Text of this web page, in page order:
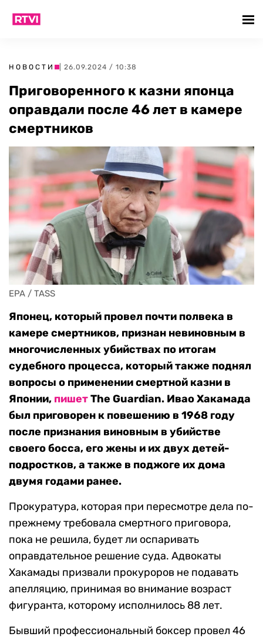
НОВОСТИ | 26.09.2024 / 10:38
Приговоренного к казни японца
оправдали после 46 лет в камере
смертников
EPA / TASS
Японец, который провел почти полвека в
камере смертников, признан невиновным в
многочисленных убийствах по итогам
судебного процесса, который также поднял
вопросы о применении смертной казни в
Японии, пишетThe Guardian. Ивао Хакамада
был приговорен к повешению в 1968 году
после признания виновным в убийстве
своего босса, его жены и их двух детей-
подростков, а также в поджоге их дома
двумя годами ранее.
Прокуратура, которая при пересмотре дела по-
прежнему требовала смертного приговора,
пока не решила, будет ли оспаривать
оправдательное решение суда. Адвокаты
Хакамады призвали прокуроров не подавать
апелляцию, принимая во внимание возраст
фигуранта, которому исполнилось 88 лет.
Бывший профессиональный боксер провел 46